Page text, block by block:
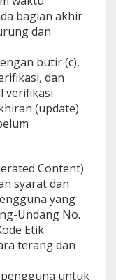
bagian akhir
dan
butir (c),
dan
verifikasi
(update)
Content)
syarat dan
yang
Undang No.
Etik
terang dan
untuk